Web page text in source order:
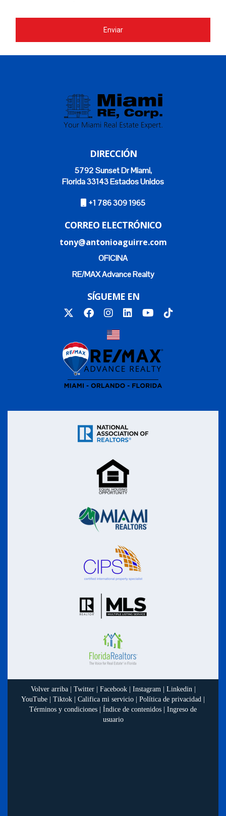
Enviar
DIRECCIÓN
5792 Sunset Dr Miami,
Florida 33143 Estados Unidos
+1 786 309 1965
CORREO ELECTRÓNICO
tony@antonioaguirre.com
OFICINA
RE/MAX Advance Realty
SÍGUEME EN
Volver arriba| Twitter| Facebook| Instagram| Linkedin|
YouTube
Tiktok Califica mi servicio Política de privacidad
Términos y condiciones
Índice de contenidos
Ingreso de
usuario